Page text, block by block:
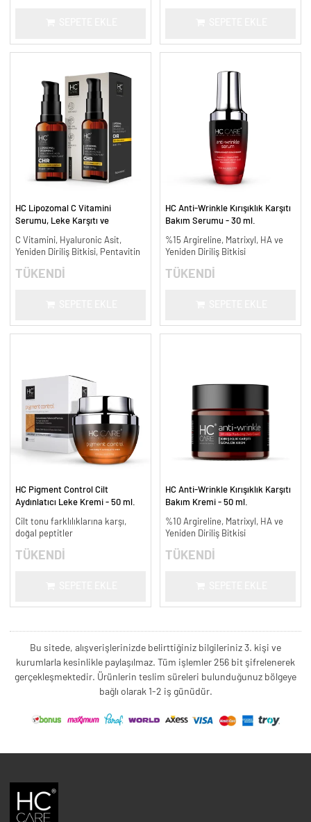
HC Lipozomal C Vitamini
Serumu, Leke Karşıtı ve
C Vitamini, Hyaluronic Asit,
Yeniden Diriliş Bitkisi, Pentavitin
TÜKENDİ
HC Anti-Wrinkle Kırışıklık Karşıtı
Bakım Serumu - 30 ml.
%15 Argireline, Matrixyl, HA ve
Yeniden Diriliş Bitkisi
TÜKENDİ
HC Pigment Control Cilt
Aydınlatıcı Leke Kremi - 50 ml.
Cilt tonu farklılıklarına karşı,
doğal peptitler
TÜKENDİ
HC Anti-Wrinkle Kırışıklık Karşıtı
Bakım Kremi - 50 ml.
%10 Argireline, Matrixyl, HA ve
Yeniden Diriliş Bitkisi
TÜKENDİ
Bu sitede, alışverişlerinizde belirttiğiniz bilgileriniz 3. kişi ve
kurumlarla kesinlikle paylaşılmaz. Tüm işlemler 256 bit şifrelenerek
gerçekleşmektedir. Ürünlerin teslim süreleri bulunduğunuz bölgeye
bağlı olarak 1-2 iş günüdür.